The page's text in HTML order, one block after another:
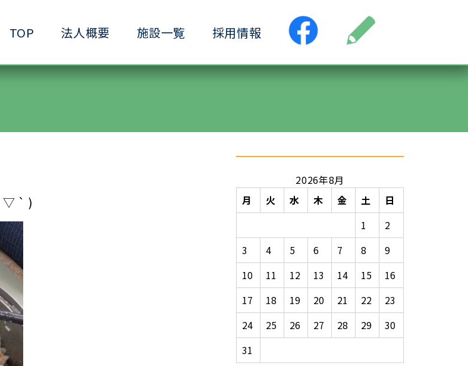
TOP 法人概要 施設一覧
ハウス ●共生サービスホーム
●居宅介護支援事業所
テイ清水ヶ丘 ●生活支援ホーム清水ヶ丘
●認知症デイサービス清水ヶ丘
採用情報
▽ ` )
2026年8月
月
火 水 木 金 土
日
1
2
3
4 5 6 7 8
9
10
11 12 13 14 15
16
17
18 19 20 21 22
23
24
25 26 27 28 29
30
31